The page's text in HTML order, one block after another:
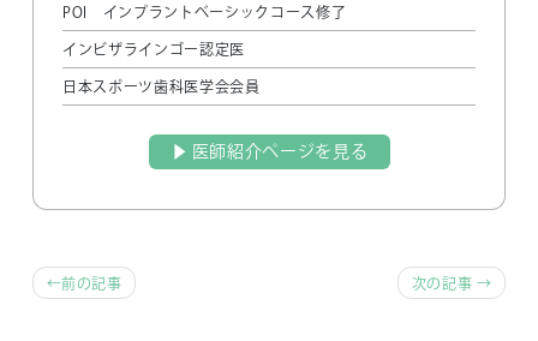
POI インプラントベーシックコース修了
インビザラインゴー認定医
日本スポーツ歯科医学会会員
▶︎ 医師紹介ページを見る
前前の記事 次の記事